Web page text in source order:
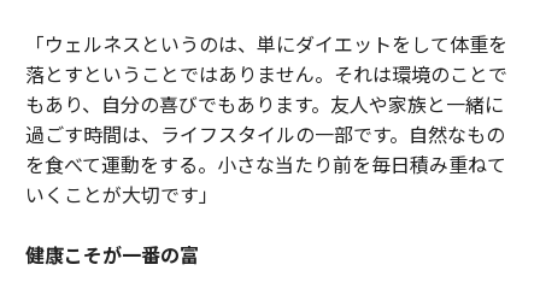
「ウェルネスというのは、単にダイエットをして体重を
落とすということではありません。それは環境のことで
もあり、自分の喜びでもあります。友人や家族と一緒に
過ごす時間は、ライフスタイルの一部です。自然なもの
を食べて運動をする。小さな当たり前を毎日積み重ねて
いくことが大切です」
健康こそが一番の富